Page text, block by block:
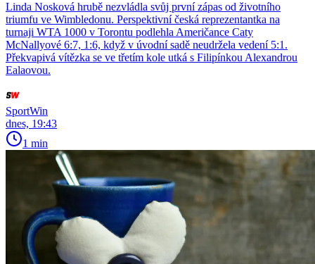
Linda Nosková hrubě nezvládla svůj první zápas od životního
triumfu ve Wimbledonu. Perspektivní česká reprezentantka na
turnaji WTA 1000 v Torontu podlehla Američance Caty
McNallyové 6:7, 1:6, když v úvodní sadě neudržela vedení 5:1.
Překvapivá vítězka se ve třetím kole utká s Filipínkou Alexandrou
Ealaovou.
SportWin
dnes, 19:43
1 min